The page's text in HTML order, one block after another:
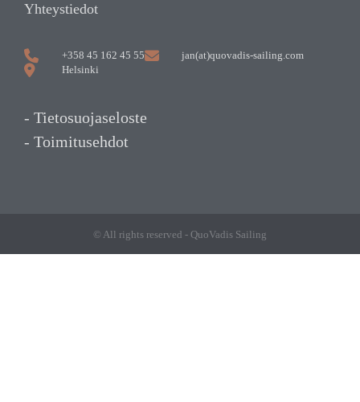
Yhteystiedot
+358 45 162 45 55
jan(at)quovadis-sailing.com
Helsinki
- Tietosuojaseloste
- Toimitusehdot
© All rights reserved - QuoVadis Sailing